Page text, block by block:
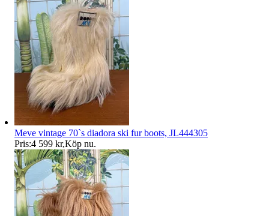
Meve vintage 70`s diadora ski fur boots, JL444305
Pris:4 599 kr,Köp nu.